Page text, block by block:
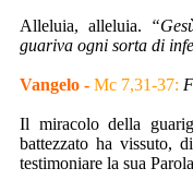
Alleluia, alleluia.
guariva ogni sorta di
Vangelo - Mc 7,31-37:
Il miracolo della
battezzato ha vissuto,
testimoniare la sua